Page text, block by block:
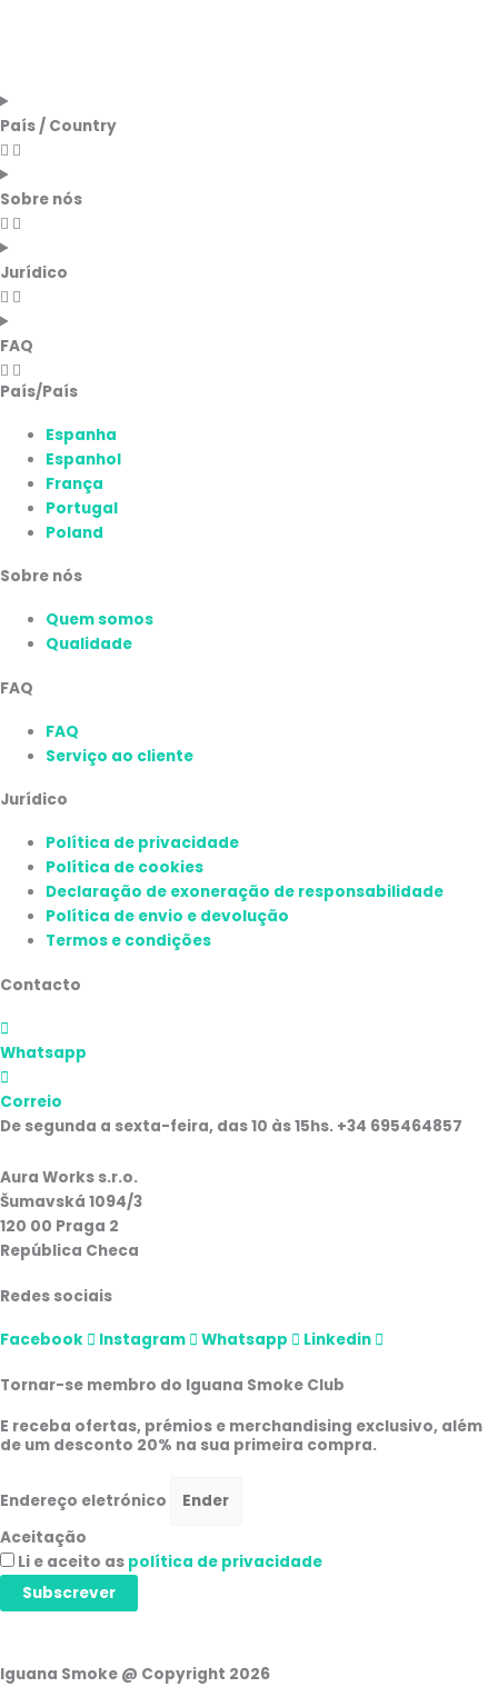
País / Country
Sobre nós
Jurídico
FAQ
País/País
Espanha
Espanhol
França
Portugal
Poland
Sobre nós
Quem somos
Qualidade
FAQ
FAQ
Serviço ao cliente
Jurídico
Política de privacidade
Política de cookies
Declaração de exoneração de responsabilidade
Política de envio e devolução
Termos e condições
Contacto
Whatsapp
Correio
De segunda a sexta-feira, das 10 às 15hs. +34 695464857
Aura Works s.r.o.
Šumavská 1094/3
120 00 Praga 2
República Checa
Redes sociais
Facebook Instagram Whatsapp Linkedin
Tornar-se membro do Iguana Smoke Club
E receba ofertas, prémios e merchandising exclusivo, além
de um desconto 20% na sua primeira compra.
Endereço eletrónico
Aceitação
Li e aceito as política de privacidade
Subscrever
Iguana Smoke @ Copyright 2026